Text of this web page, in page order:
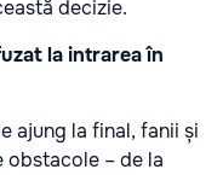
decizie.
la intrarea în
ajung la final, fanii și
– de la